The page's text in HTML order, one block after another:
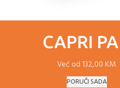
CAPRI
Već od 132,00 KM
PORUČI SADA